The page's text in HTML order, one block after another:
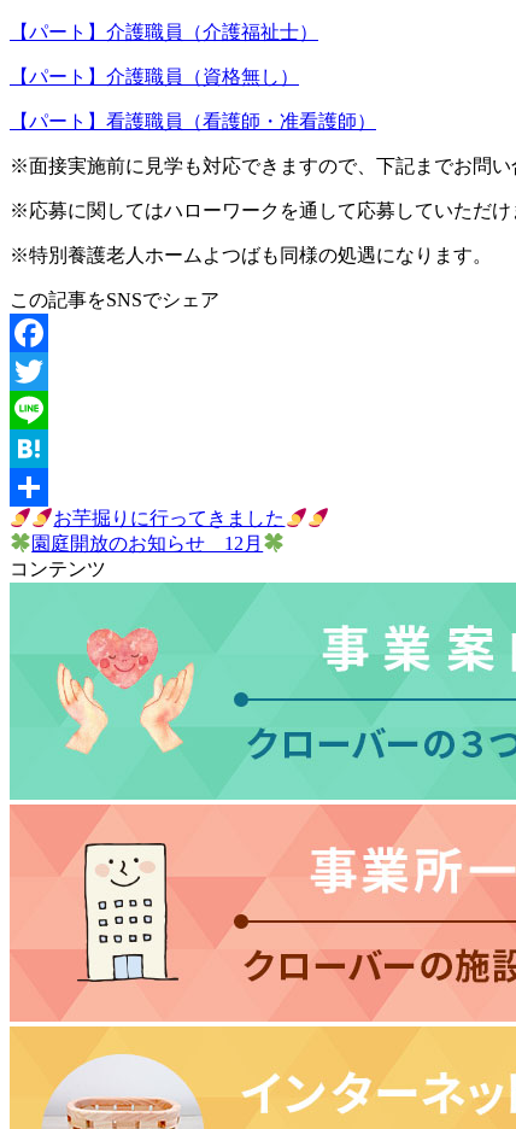
【パート】介護職員（介護福祉士）
【パート】介護職員（資格無し）
【パート】看護職員（看護師・准看護師）
※面接実施前に見学も対応できますので、下記までお問
※応募に関してはハローワークを通して応募していただ
※特別養護老人ホームよつばも同様の処遇になります。
この記事をSNSでシェア
Facebook
Twitter
Line
Hatena
共
有
お芋掘りに行ってきました
園庭開放のお知らせ 12月
コンテンツ